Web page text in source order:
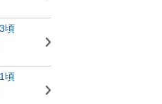
頃
頃